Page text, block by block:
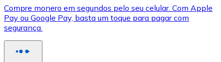
XRP
XRP
Compre monero em segundos pelo seu celular. Com Apple
Pay ou Google Pay, basta um toque para pagar com
segurança.